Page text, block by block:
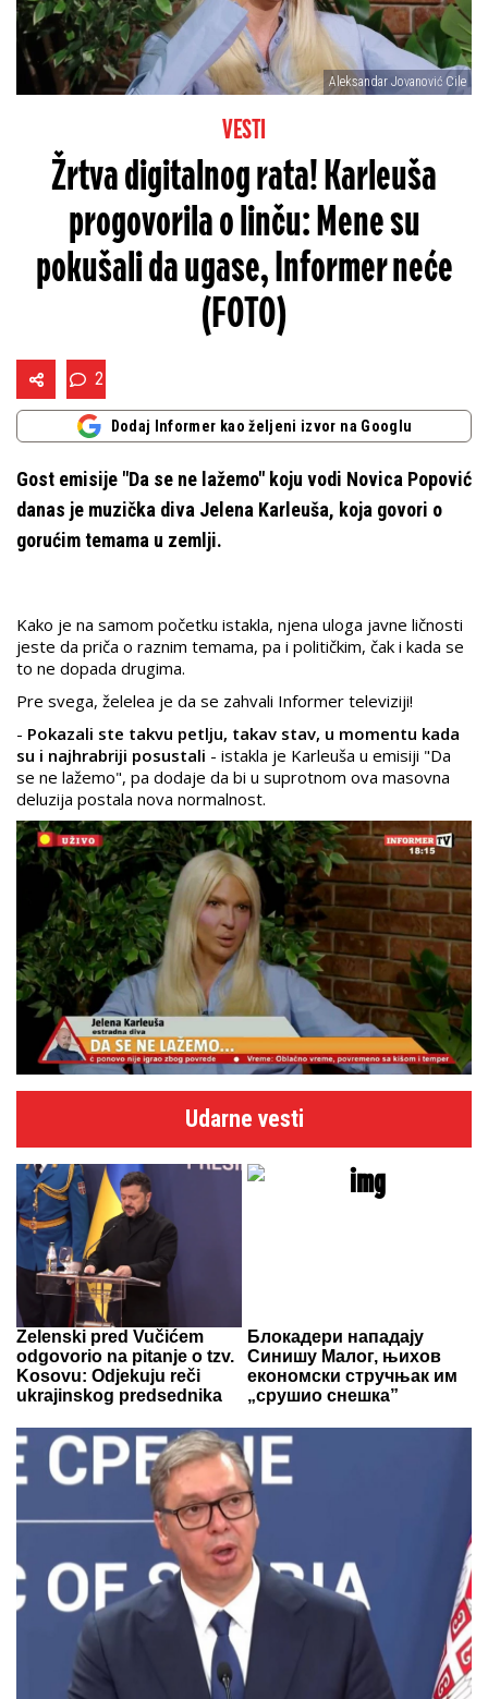
Aleksandar Jovanović Cile
VESTI
Žrtva digitalnog rata! Karleuša
progovorila o linču: Mene su
pokušali da ugase, Informer neće
(FOTO)
2
Dodaj Informer kao željeni izvor na Googlu
Gost emisije "Da se ne lažemo" koju vodi Novica Popović
danas je muzička diva Jelena Karleuša, koja govori o
gorućim temama u zemlji.
Kako je na samom početku istakla, njena uloga javne ličnosti
jeste da priča o raznim temama, pa i političkim, čak i kada se
to ne dopada drugima.
Pre svega, želelea je da se zahvali Informer televiziji!
- Pokazali ste takvu petlju, takav stav, u momentu kada
su i najhrabriji posustali - istakla je Karleuša u emisiji "Da
se ne lažemo", pa dodaje da bi u suprotnom ova masovna
deluzija postala nova normalnost.
Udarne vesti
Zelenski pred Vučićem
odgovorio na pitanje o tzv.
Kosovu: Odjekuju reči
ukrajinskog predsednika
Блокадери нападају
Синишу Малог, њихов
економски стручњак им
„срушио снешка”